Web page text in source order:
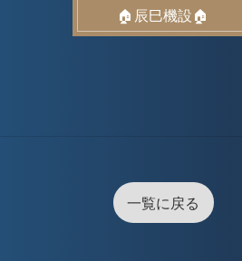
🏠辰巳機設🏠
一覧に戻る